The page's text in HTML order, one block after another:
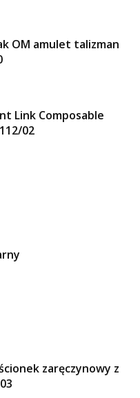
OM amulet talizman
Link Composable
02
zaręczynowy z